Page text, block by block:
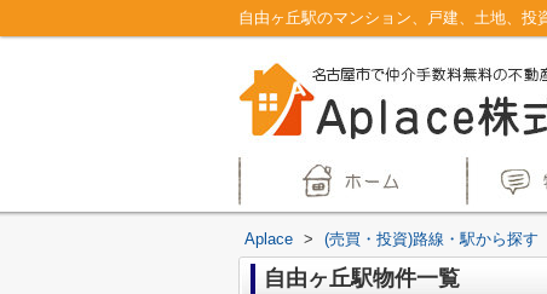
Aplace > (売買・投資)路線・駅から探す
自由ヶ丘駅物件一覧